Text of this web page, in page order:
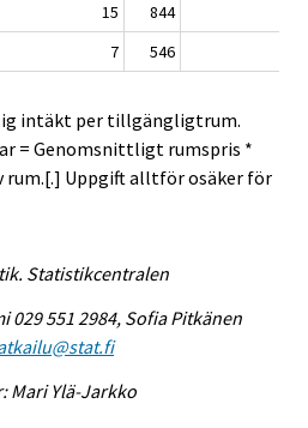
15
844
7 546
intäkt per tillgängligtrum.
= Genomsnittligt rumspris *
Uppgift alltför osäker för
Statistikcentralen
029 551 2984, Sofia Pitkänen
Mari Ylä-Jarkko